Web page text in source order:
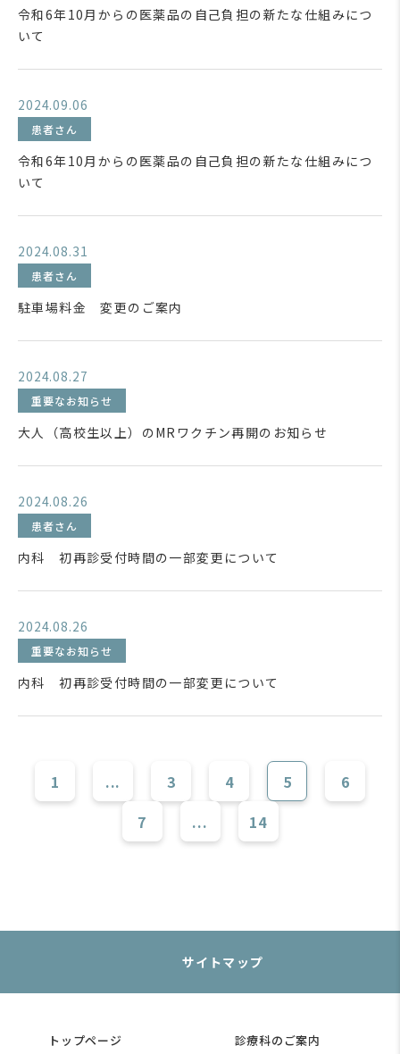
令和6年10月からの医薬品の自己負担の新たな仕組みにつ
いて
2024.09.06
患者さん
令和6年10月からの医薬品の自己負担の新たな仕組みにつ
いて
2024.08.31
患者さん
駐車場料金 変更のご案内
2024.08.27
重要なお知らせ
大人（高校生以上）のMRワクチン再開のお知らせ
2024.08.26
患者さん
内科 初再診受付時間の一部変更について
2024.08.26
重要なお知らせ
内科 初再診受付時間の一部変更について
1 ... 3 4 5
6
7
... 14
サイトマップ
トップページ
診療科のご案内